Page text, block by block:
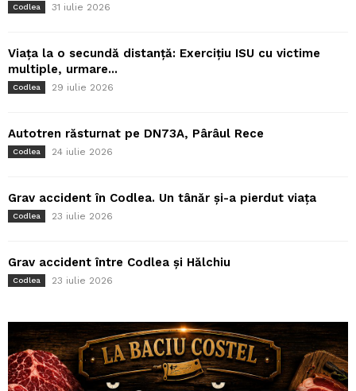
Codlea 31 iulie 2026
Viața la o secundă distanță: Exercițiu ISU cu victime
multiple, urmare...
Codlea 29 iulie 2026
Autotren răsturnat pe DN73A, Pârâul Rece
Codlea 24 iulie 2026
Grav accident în Codlea. Un tânăr și-a pierdut viața
Codlea 23 iulie 2026
Grav accident între Codlea și Hălchiu
Codlea 23 iulie 2026